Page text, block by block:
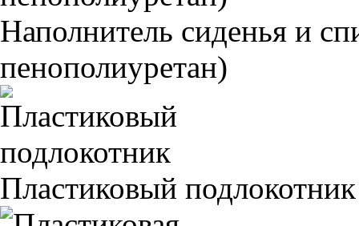
Наполнитель сиденья и
пенополиуретан)
Пластиковый подлокотник